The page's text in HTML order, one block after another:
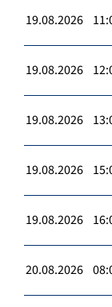
19.08.2026
19.08.2026
19.08.2026
19.08.2026
19.08.2026
20.08.2026